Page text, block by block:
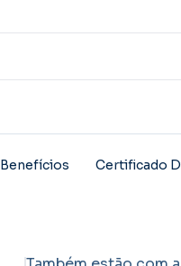
Benefícios Certificado